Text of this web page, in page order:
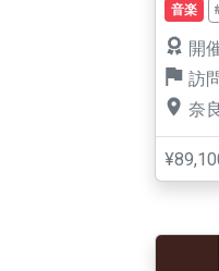
音楽
開
訪
奈